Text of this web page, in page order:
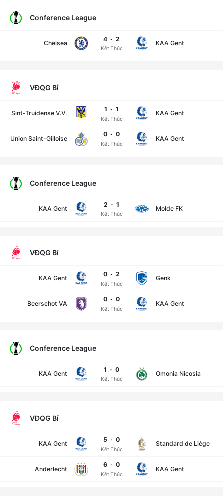
Conference League
Chelsea
Kết Thúc
4 - 2
KAA Gent
VĐQG Bỉ
Sint-Truidense V.V.
Kết Thúc
1 - 1
KAA Gent
Union Saint-Gilloise
Kết Thúc
0 - 0
KAA Gent
Conference League
KAA Gent
Kết Thúc
2 - 1
Molde FK
VĐQG Bỉ
KAA Gent
Kết Thúc
0 - 2
Genk
Beerschot VA
Kết Thúc
0 - 0
KAA Gent
Conference League
KAA Gent
Kết Thúc
1 - 0
Omonia Nicosia
VĐQG Bỉ
KAA Gent
Kết Thúc
5 - 0
Standard de Liège
Anderlecht
Kết Thúc
6 - 0
KAA Gent